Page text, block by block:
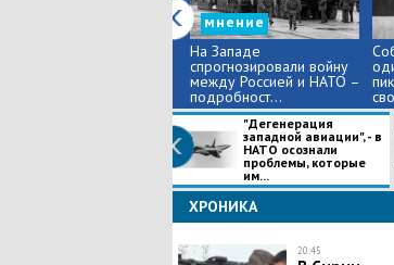
мнение
На Западе
спрогнозировали войну
между Россией и НАТО –
подробност...
"Дегенерация
западной авиации", - в
НАТО осознали
проблемы, которые
им...
ХРОНИКА
20:45